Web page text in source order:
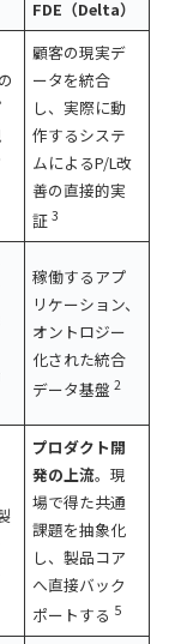
FDE（Delta）
顧客の現実デ
ータを統合
し、実際に動
作するシステ
ムによるP/L改
善の直接的実
証3
稼働するアプ
リケーション、
オントロジー
化された統合
データ基盤2
プロダクト開
発の上流。現
場で得た共通
課題を抽象化
し、製品コア
へ直接バック
ポートする 5